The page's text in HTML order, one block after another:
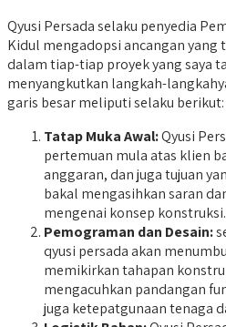
Qyusi Persada selaku penyedia
Kidul mengadopsi ancangan
dalam tiap-tiap proyek yang saya
menyangkutkan langkah-
garis besar meliputi selaku berikut:
Tatap Muka Awal:Qyusi
pertemuan mula atas klien
anggaran, dan juga tujuan
bakal mengasihkan saran
mengenai konsep konstruksi.
Pemograman dan Desain:
qyusi persada akan
memikirkan tahapan
mengacuhkan pandangan
juga ketepatgunaan tenaga